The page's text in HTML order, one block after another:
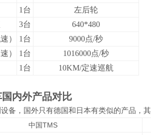
1 台
左后轮
3台 640*480
） 1 台 9000点/秒
）
1 台 1016000点/秒
1 台 10KM/定速巡航
国内外产品对比
备，国外只有德国和日本有类似的产品，
中国TMS